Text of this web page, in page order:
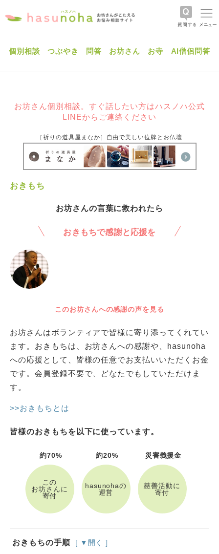
個別相談 つぶやき 問答 お坊さん お寺 AI僧侶問答
お坊さん個別相談。すぐ話したい方はハスノハ公式
LINEからご連絡ください
［祈りの道具屋まなか］自由で美しい位牌とお仏壇
おきもち
お坊さんの言葉に救われたら
おきもちで感謝と応援を
このお坊さんへの感謝の声を見る
お坊さんはボランティアで皆様に寄り添ってくれてい
ます。おきもちは、お坊さんへの感謝や、hasunoha
への応援として、皆様の任意でお支払いいただくお金
です。会員登録不要で、どなたでもしていただけま
す。
>>おきもちとは
皆様のおきもちを以下に使っています。
約70%
この
お坊さんに
寄付
約20%
hasunohaの
運営
災害義援金
慈善活動に
寄付
おきもちの手順 [ ▼開く ]